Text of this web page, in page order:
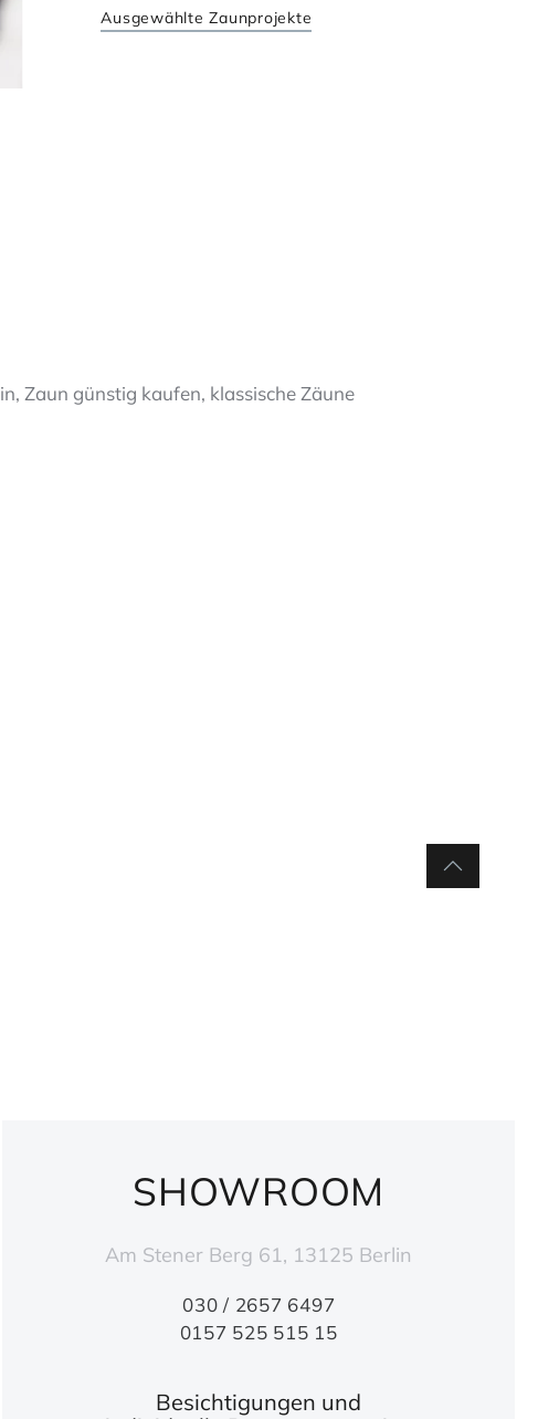
Ausgewählte Zaunprojekte
SHOWROOM
Am Stener Berg 61, 13125 Berlin
030 / 2657 6497
0157 525 515 15
Besichtigungen und